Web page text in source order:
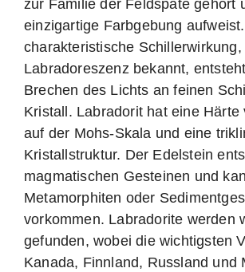
zur Familie der Feldspate gehört
einzigartige Farbgebung
charakteristische
Labradoreszenz bekannt,
Brechen des Lichts an feinen
Kristall. Labradorit hat eine Härte
auf der Mohs-Skala und eine
Kristallstruktur. Der Edelstein
magmatischen Gesteinen und
Metamorphiten oder
vorkommen. Labradorite werden
gefunden, wobei die wichtigsten
Kanada, Finnland, Russland und